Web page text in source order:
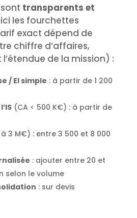
transparents et
les fourchettes
exact dépend de
chiffre d’affaires,
de la mission) :
/ EI simple : à partir de 1 200
(CA < 500 K€) : à partir de
3 M€) : entre 3 500 et 8 000
: ajouter entre 20 et
selon le volume
: sur devis